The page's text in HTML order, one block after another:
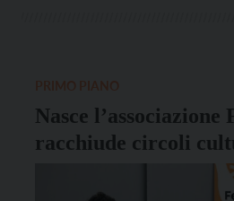
Nasce l’associazione
racchiude circoli
associazioni musicali